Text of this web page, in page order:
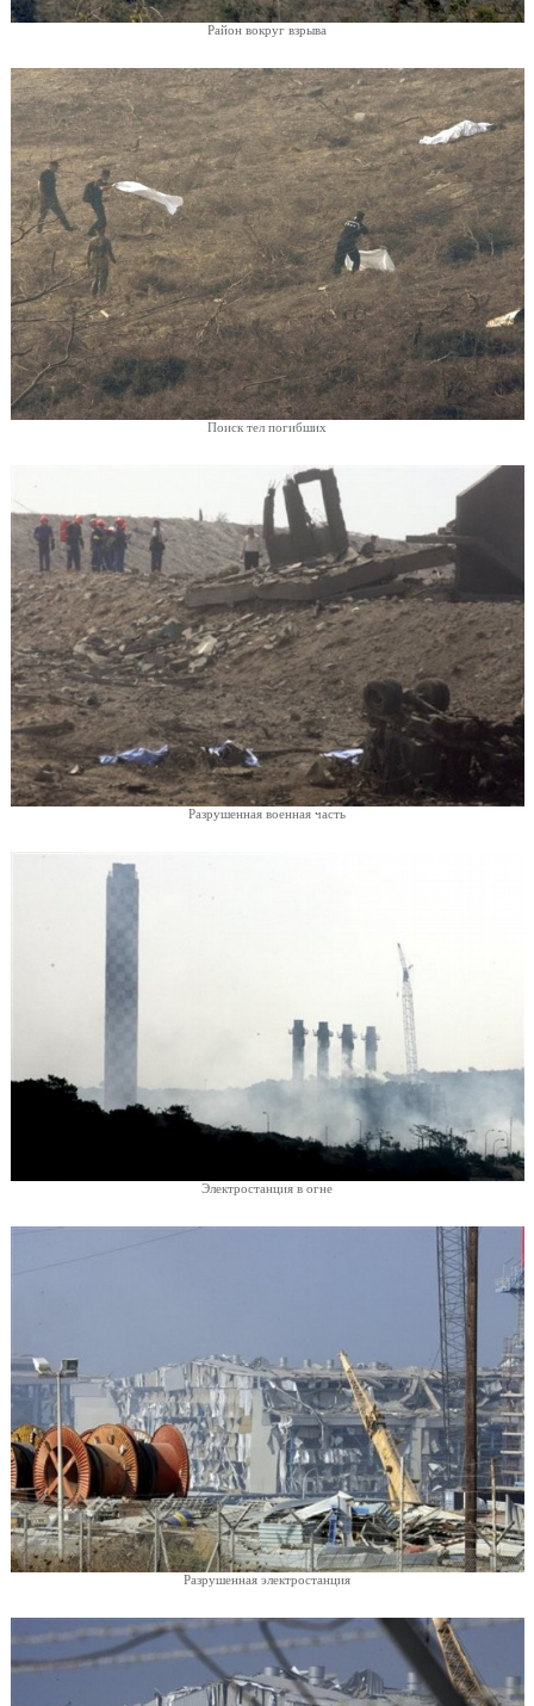
Район вокруг взрыва
Поиск тел погибших
Разрушенная военная часть
Электростанция в огне
Разрушенная электростанция